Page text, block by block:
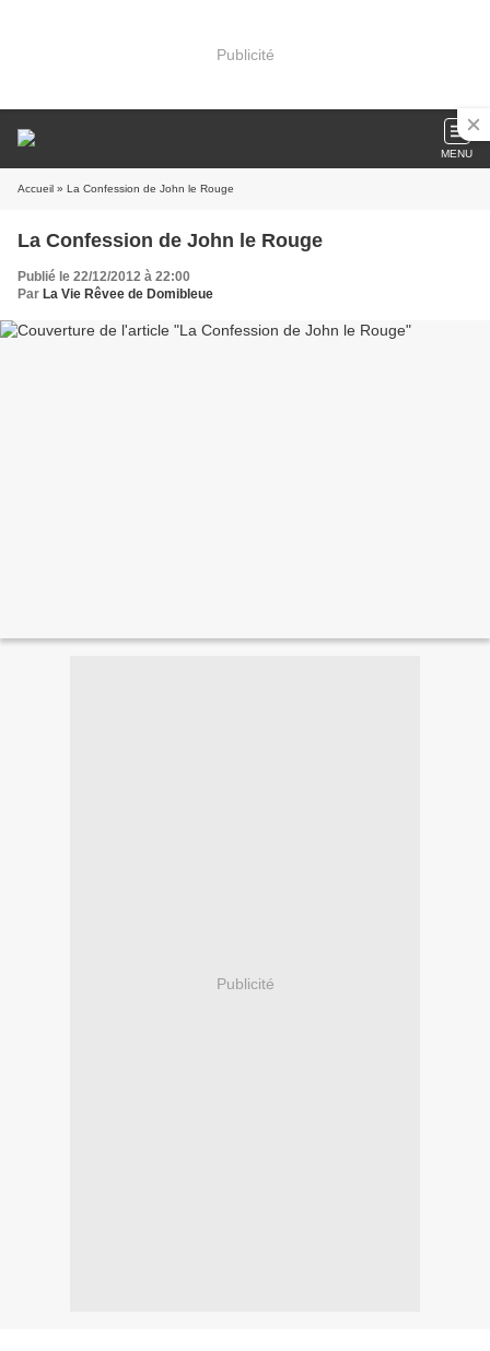
Publicité
MENU
Accueil » La Confession de John le Rouge
La Confession de John le Rouge
Publié le 22/12/2012 à 22:00
Par La Vie Rêvee de Domibleue
Publicité